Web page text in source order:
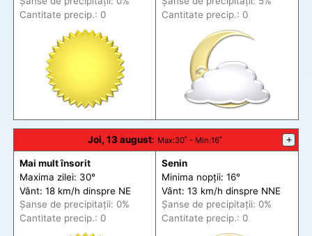
Cantitate precip.: 0
Cantitate precip.: 0
Joi, 13 august: Max:30˚ - Min:16˚ +
Mai mult însorit
Maxima zilei: 30°
Vânt: 18 km/h dinspre NE
Șanse de precipitații: 0%
Cantitate precip.: 0
Senin
Minima nopții: 16°
Vânt: 13 km/h dinspre NNE
Șanse de precipitații: 0%
Cantitate precip.: 0